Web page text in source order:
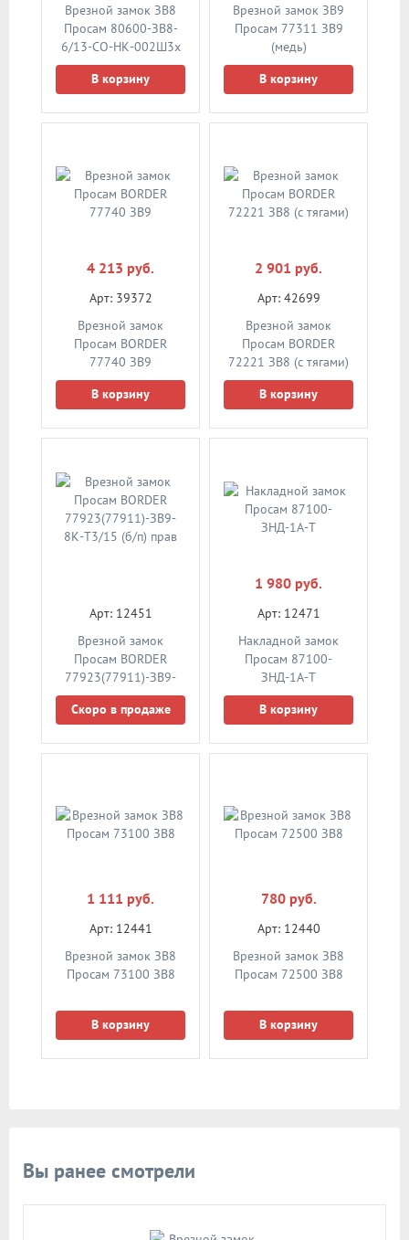
Врезной замок ЗВ8
Просам 80600-ЗВ8-
6/13-СО-НК-002Ш3x
В корзину
Врезной замок ЗВ9
Просам 77311 ЗВ9
(медь)
В корзину
4 213 руб.
Арт: 39372
Врезной замок
Просам BORDER
77740 ЗВ9
В корзину
2 901 руб.
Арт: 42699
Врезной замок
Просам BORDER
72221 ЗВ8 (с тягами)
В корзину
Арт: 12451
Врезной замок
Просам BORDER
77923(77911)-ЗВ9-
8К-Т3/15 (б/п) прав
Скоро в продаже
1 980 руб.
Арт: 12471
Накладной замок
Просам 87100-
ЗНД-1А-Т
В корзину
1 111 руб.
Арт: 12441
Врезной замок ЗВ8
Просам 73100 ЗВ8
В корзину
780 руб.
Арт: 12440
Врезной замок ЗВ8
Просам 72500 ЗВ8
В корзину
Вы ранее смотрели